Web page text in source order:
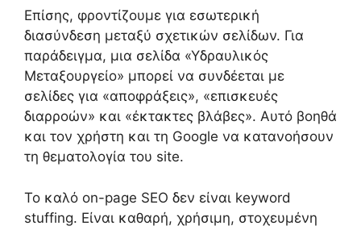
Επίσης, φροντίζουμε για εσωτερική
διασύνδεση μεταξύ σχετικών σελίδων. Για
παράδειγμα, μια σελίδα «Υδραυλικός
Μεταξουργείο» μπορεί να συνδέεται με
σελίδες για «αποφράξεις», «επισκευές
διαρροών» και «έκτακτες βλάβες». Αυτό βοηθά
και τον χρήστη και τη Google να κατανοήσουν
τη θεματολογία του site.
Το καλό on-page SEO δεν είναι keyword
stuffing. Είναι καθαρή, χρήσιμη, στοχευμένη